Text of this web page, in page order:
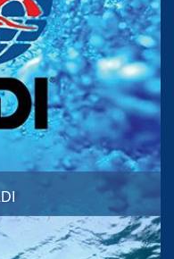
de instructor